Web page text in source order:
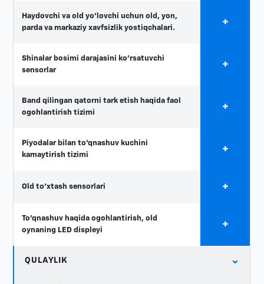
Haydovchi va old yo'lovchi uchun old, yon,
parda va markaziy xavfsizlik yostiqchalari.
+
Shinalar bosimi darajasini ko'rsatuvchi
sensorlar
+
Band qilingan qatorni tark etish haqida faol
ogohlantirish tizimi
+
Piyodalar bilan to'qnashuv kuchini
kamaytirish tizimi
+
Old to'xtash sensorlari +
To'qnashuv haqida ogohlantirish, old
oynaning LED displeyi
+
QULAYLIK ⌄